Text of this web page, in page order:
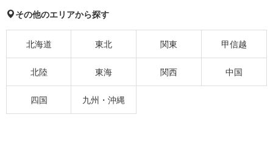
その他のエリアから探す
北海道 東北 関東 甲信越
北陸 東海 関西 中国
四国 九州・沖縄